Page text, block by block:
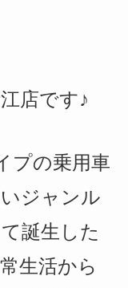
店です♪
プの乗用車
ジャンル
誕生した
生活から